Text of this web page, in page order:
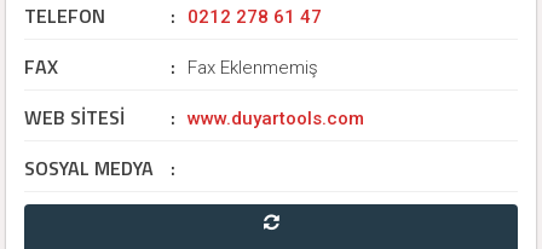
TELEFON : 0212 278 61 47
FAX : Fax Eklenmemiş
WEB SİTESİ : www.duyartools.com
SOSYAL MEDYA :